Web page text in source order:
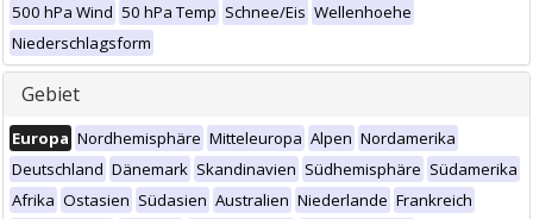
500 hPa Wind 50 hPa Temp Schnee/Eis Wellenhoehe
Niederschlagsform
Gebiet
Europa Nordhemisphäre Mitteleuropa Alpen Nordamerika
Deutschland Dänemark Skandinavien Südhemisphäre Südamerika
Afrika Ostasien Südasien Australien Niederlande Frankreich